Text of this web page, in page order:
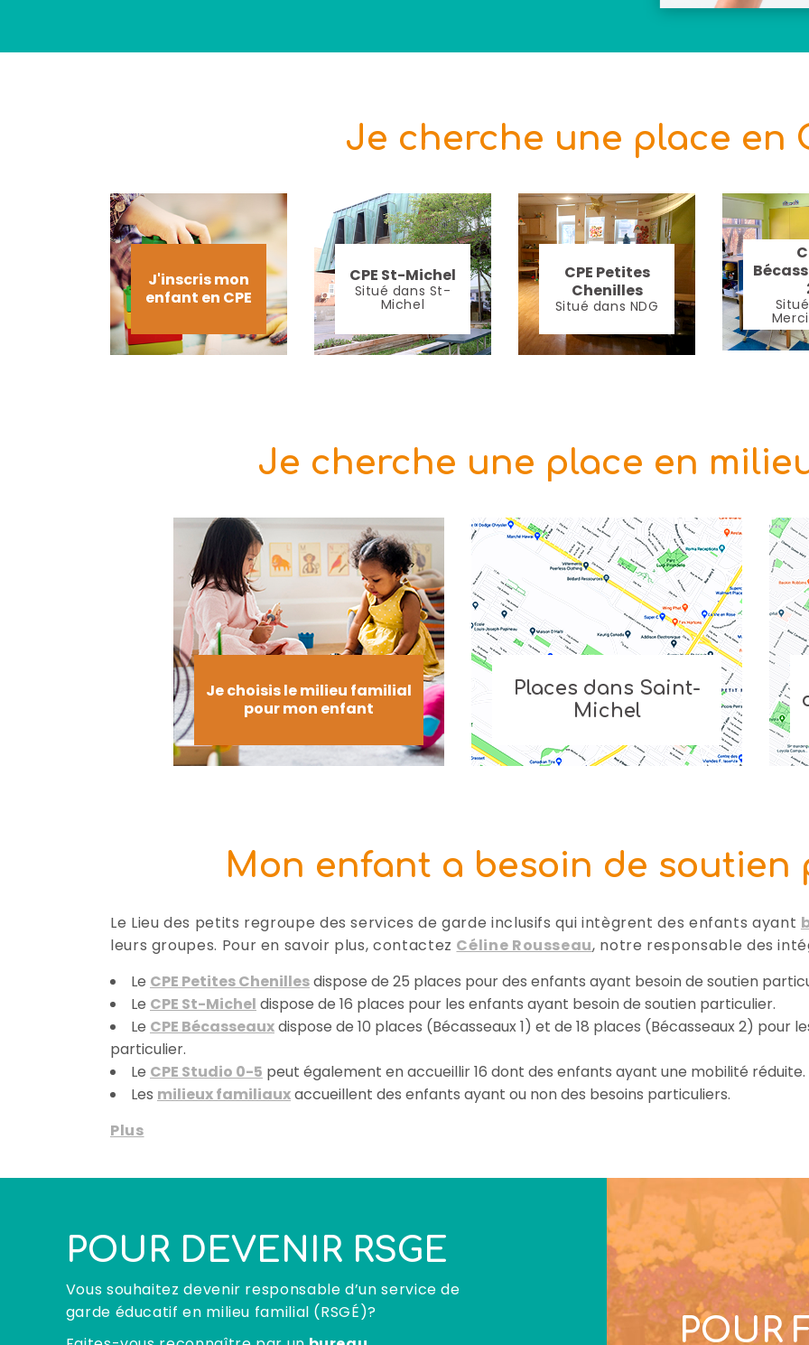
Je cherche une place en
J'inscris mon
enfant en CPE
CPE St-Michel
Situé dans St-
Michel
CPE Petites
Chenilles
Situé dans NDG
Je cherche une place en
Je choisis le milieu familial
pour mon enfant
Places dans Saint-
Michel
Mon enfant a besoin de
Le Lieu des petits regroupe des services de garde inclusifs qui intègrent des enfants ayant
leurs groupes. Pour en savoir plus, contactez Céline Rousseau, notre responsable des
Le CPE Petites Chenillesdispose de 25 places pour des enfants ayant besoin de soutien
Le CPE St-Michel dispose de 16 places pour les enfants ayant besoin de soutien particulier.
Le CPE Bécasseauxdispose de 10 places (Bécasseaux 1) et de 18 places (Bécasseaux 2) pour
particulier.
Le CPE Studio 0-5 peut également en accueillir 16 dont des enfants ayant une mobilité réduite.
Les milieux familiauxaccueillent des enfants ayant ou non des besoins particuliers.
Plus
POUR DEVENIR RSGE
Vous souhaitez devenir responsable d’un service de
garde éducatif en milieu familial (RSGÉ)?
POUR